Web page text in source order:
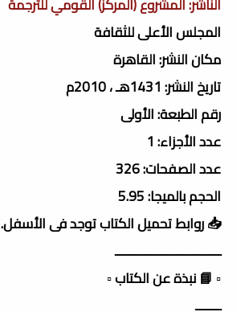
المجلس الأعلى للثقافة
مكان النشر: القاهرة
تاريخ النشر: 1431هـ ، 2010م
رقم الطبعة: الأولى
عدد الأجزاء: 1
عدد الصفحات: 326
الحجم بالميجا: 5.95
📥 روابط تحميل الكتاب توجد فى الأسفل.
ـــــــــــــــــــــــــــــــــ
▫️ 📘 نبذة عن الكتاب ▫️
ــــــــ